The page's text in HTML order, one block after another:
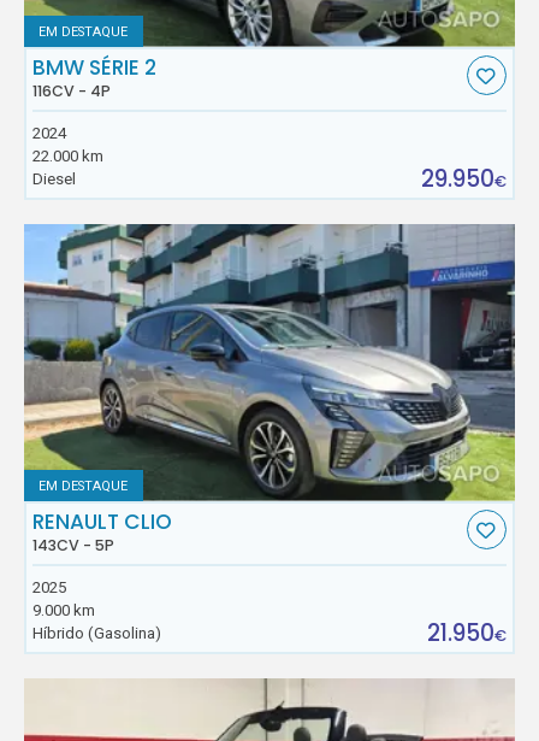
EM DESTAQUE
BMW SÉRIE 2
116CV - 4P
2024
22.000 km
Diesel
29.950€
EM DESTAQUE
RENAULT CLIO
143CV - 5P
2025
9.000 km
Híbrido (Gasolina)
21.950€